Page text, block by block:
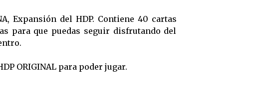
Expansión del HDP. Contiene 40 cartas
para que puedas seguir disfrutando del
ORIGINAL para poder jugar.